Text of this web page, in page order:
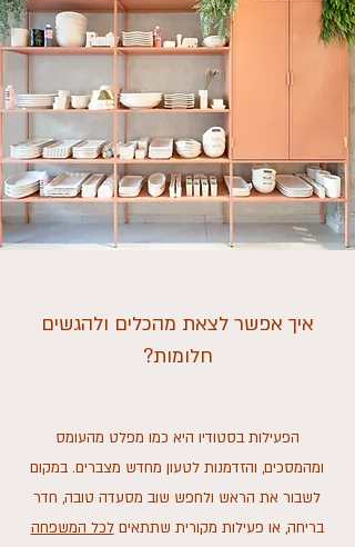
איך אפשר לצאת מהכלים ולהגשים
חלומות?
הפעילות בסטודיו היא כמו מפלט מהעומס
ומהמסכים, והזדמנות לטעון מחדש מצברים. במקום
לשבור את הראש ולחפש שוב מסעדה טובה, חדר
בריחה, או פעילות מקורית שתתאיםלכל המשפחה